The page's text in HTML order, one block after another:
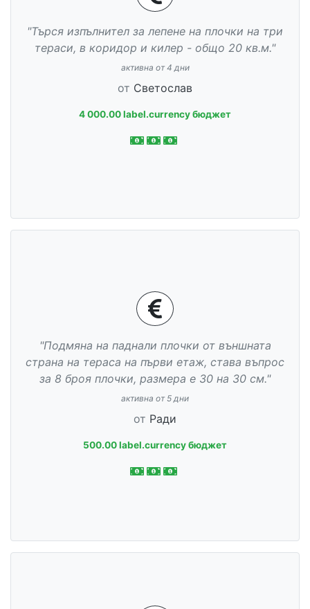
"Търся изпълнител за лепене на плочки на три
тераси, в коридор и килер - общо 20 кв.м."
активна от 4 дни
от Светослав
4 000.00 label.currency бюджет
"Подмяна на паднали плочки от външната
страна на тераса на първи етаж, става въпрос
за 8 броя плочки, размера е 30 на 30 см."
активна от 5 дни
от Ради
500.00 label.currency бюджет